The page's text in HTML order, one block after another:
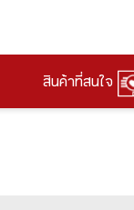
สินค้าที่สนใจ